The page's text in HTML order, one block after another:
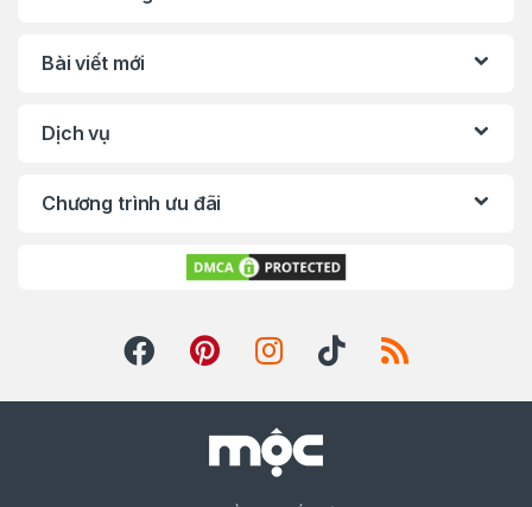
Bài viết mới
Dịch vụ
Chương trình ưu đãi